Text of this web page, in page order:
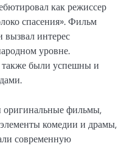
как режиссер
спасения». Фильм
вызвал интерес
уровне.
были успешны и
оригинальные фильмы,
элементы комедии и драмы,
современную